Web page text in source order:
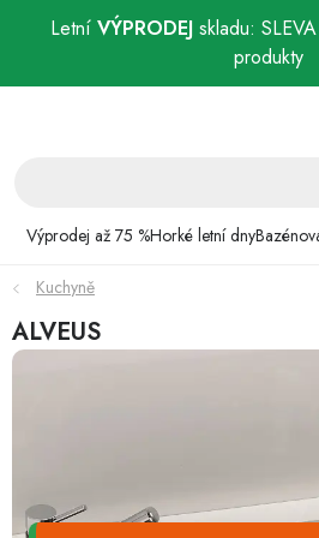
Letní VÝPRODEJskladu:
produkty
Výprodej až 75 %Horké letní dny
Bazénová sezóna
Zahrada
Dílna a stavba
Kuchyně
ALVEUS